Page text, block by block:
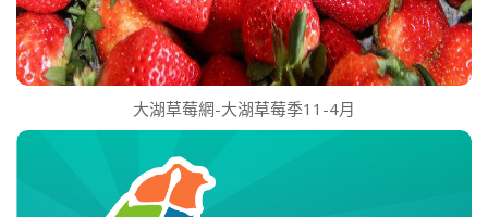
大湖草莓網-大湖草莓季11-4月